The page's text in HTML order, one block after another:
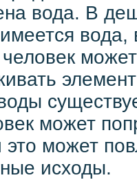
вода. В
может
это может
исходы.